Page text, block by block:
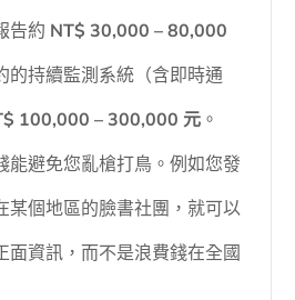
告約 NT$ 30,000 – 80,000
的持續監測系統（含即時通
100,000 – 300,000 元 。
能避免您亂槍打鳥。例如您發
某個地區的臉書社團，就可以
面資訊，而不是浪費錢在全國